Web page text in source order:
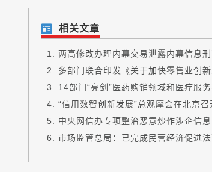
相关文章
两高修改办理内幕交易泄露内幕信息
多部门联合印发《关于加快零售业创新
14部门“亮剑”医药购销领域和医疗服
“信用数智创新发展”总观摩会在北京召
中央网信办专项整治恶意炒作涉企信息
市场监管总局：已完成民营经济促进